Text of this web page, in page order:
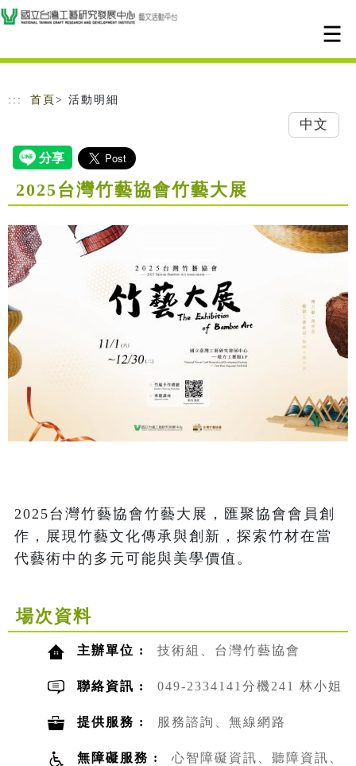
跳到主要內容
網站導覽
::: 首頁 > 活動明細
中文
2025台灣竹藝協會竹藝大展
2025台灣竹藝協會竹藝大展，匯聚協會會員創
作，展現竹藝文化傳承與創新，探索竹材在當
代藝術中的多元可能與美學價值。
場次資料
主辦單位 : 技術組、台灣竹藝協會
聯絡資訊 : 049-2334141分機241 林小姐
提供服務 : 服務諮詢、無線網路
無障礙服務 :
心智障礙資訊、聽障資訊、